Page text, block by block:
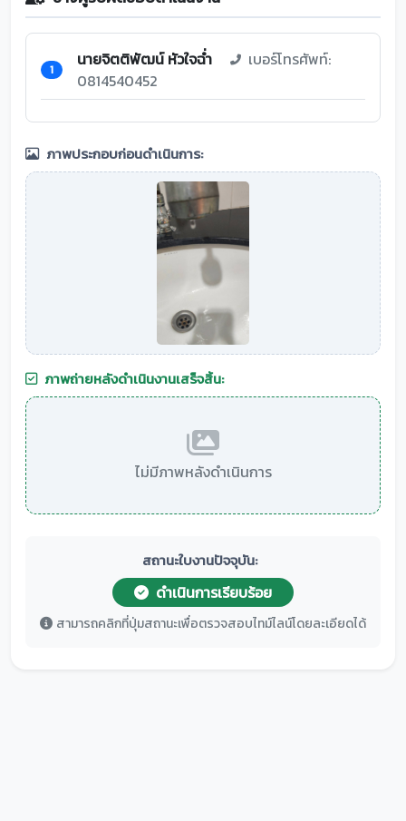
1 นายจิตติพัฒน์ หัวใจฉ่ำ
เบอร์โทรศัพท์:
0814540452
ภาพประกอบก่อนดำเนินการ:
ภาพถ่ายหลังดำเนินงานเสร็จสิ้น:
ไม่มีภาพหลังดำเนินการ
สถานะใบงานปัจจุบัน:
ดำเนินการเรียบร้อย
สามารถคลิกที่ปุ่มสถานะเพื่อตรวจสอบไทม์ไลน์โดยละเอียดได้